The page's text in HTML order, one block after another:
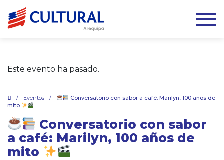
Este evento ha pasado.
/ Eventos /
Conversatorio con sabor a café: Marilyn, 100 años de
mito
Conversatorio con sabor
a café: Marilyn, 100 años de
mito